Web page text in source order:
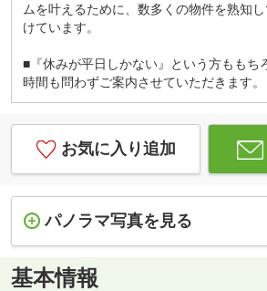
ムを叶えるために、数多くの物件を熟知
けています。
■『休みが平日しかない』という方ももち
時間も問わずご案内させていただきます。
お気に入り追加
パノラマ写真を見る
基本情報